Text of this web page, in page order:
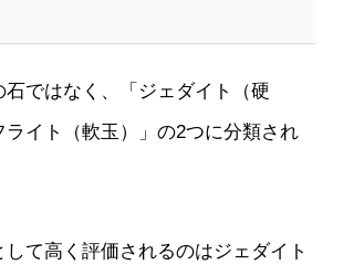
ではなく、「ジェダイト（硬
ライト（軟玉）」の2つに分類され
て高く評価されるのはジェダイト